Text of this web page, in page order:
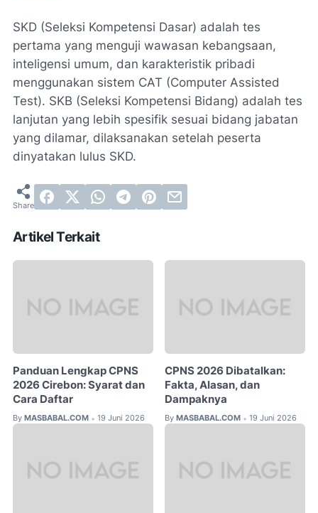
SKD (Seleksi Kompetensi Dasar) adalah tes
pertama yang menguji wawasan kebangsaan,
inteligensi umum, dan karakteristik pribadi
menggunakan sistem CAT (Computer Assisted
Test). SKB (Seleksi Kompetensi Bidang) adalah tes
lanjutan yang lebih spesifik sesuai bidang jabatan
yang dilamar, dilaksanakan setelah peserta
dinyatakan lulus SKD.
Artikel Terkait
Panduan Lengkap CPNS
2026 Cirebon: Syarat dan
Cara Daftar
By MASBABAL.COM • 19 Juni 2026
CPNS 2026 Dibatalkan:
Fakta, Alasan, dan
Dampaknya
By MASBABAL.COM • 19 Juni 2026